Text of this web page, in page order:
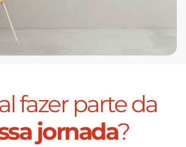
fazer parte da
jornada?